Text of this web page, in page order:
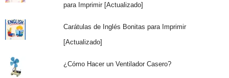
para Imprimir [Actualizado]
Carátulas de Inglés Bonitas para Imprimir
[Actualizado]
¿Cómo Hacer un Ventilador Casero?